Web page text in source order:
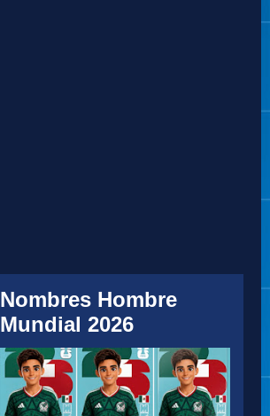
Nombres Hombre
Mundial 2026